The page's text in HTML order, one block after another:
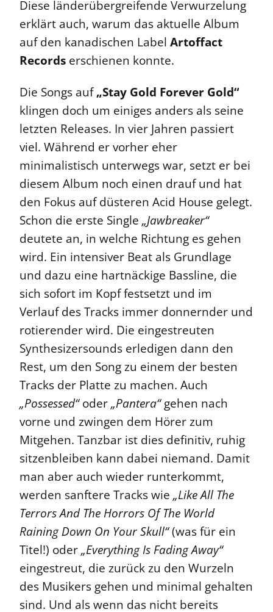
Diese länderübergreifende Verwurzelung
erklärt auch, warum das aktuelle Album
auf den kanadischen Label Artoffact
Records erschienen konnte.
Die Songs auf„Stay Gold Forever Gold“
klingen doch um einiges anders als seine
letzten Releases. In vier Jahren passiert
viel. Während er vorher eher
minimalistisch unterwegs war, setzt er bei
diesem Album noch einen drauf und hat
den Fokus auf düsteren Acid House gelegt.
Schon die erste Single „Jawbreaker“
deutete an, in welche Richtung es gehen
wird. Ein intensiver Beat als Grundlage
und dazu eine hartnäckige Bassline, die
sich sofort im Kopf festsetzt und im
Verlauf des Tracks immer donnernder und
rotierender wird. Die eingestreuten
Synthesizersounds erledigen dann den
Rest, um den Song zu einem der besten
Tracks der Platte zu machen. Auch
„Possessed“oder„Pantera“gehen nach
vorne und zwingen dem Hörer zum
Mitgehen. Tanzbar ist dies definitiv, ruhig
sitzenbleiben kann dabei niemand. Damit
man aber auch wieder runterkommt,
werden sanftere Tracks wie „Like All The
Terrors And The Horrors Of The World
Raining Down On Your Skull“(was für ein
Titel!) oder„Everything Is Fading Away“
eingestreut, die zurück zu den Wurzeln
des Musikers gehen und minimal gehalten
sind. Und als wenn das nicht bereits